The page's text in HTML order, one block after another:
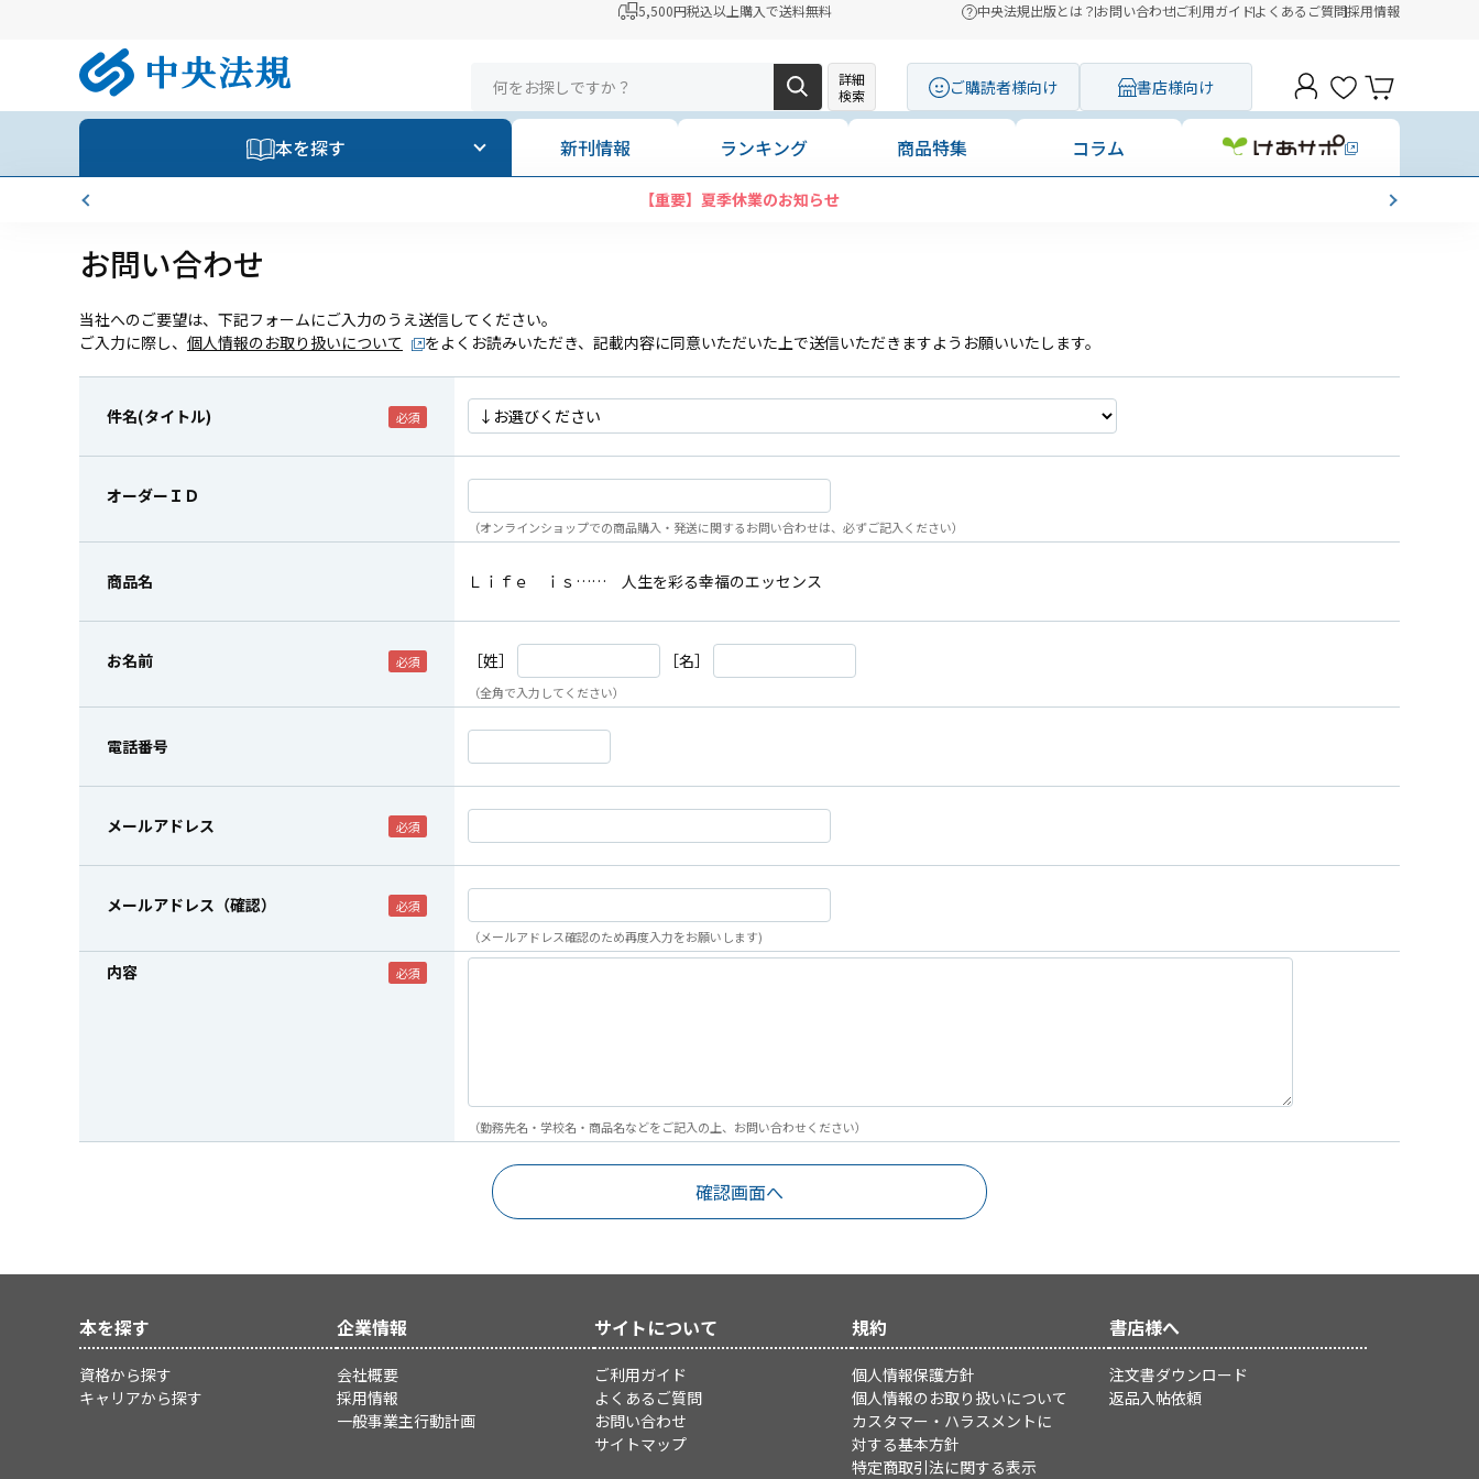
5,500円税込以上購入で送料無料 中央法規出版とは？お問い合わせご利用ガイドよくあるご質問採用情報
詳細
検索
ご購読者様向け 書店様向け
本を探す 新刊情報 ランキング 商品特集 コラム
【重要】夏季休業のお知らせ
お問い合わせ
当社へのご要望は、下記フォームにご入力のうえ送信してください。
ご入力に際し、 個人情報のお取り扱いについて をよくお読みいただき、記載内容に同意いただいた上で送信いただきますようお願いいたします。
件名(タイトル)
オーダーＩＤ
（オンラインショップでの商品購入・発送に関するお問い合わせは、必ずご記入ください）
商品名 Ｌｉｆｅ ｉｓ…… 人生を彩る幸福のエッセンス
お名前 ［姓］ ［名］
（全角で入力してください）
電話番号
メールアドレス
メールアドレス（確認）
（メールアドレス確認のため再度入力をお願いします)
内容
（勤務先名・学校名・商品名などをご記入の上、お問い合わせください）
本を探す
資格から探す
キャリアから探す
企業情報
会社概要
採用情報
一般事業主行動計画
サイトについて
ご利用ガイド
よくあるご質問
お問い合わせ
サイトマップ
規約
個人情報保護方針
個人情報のお取り扱いについて
カスタマー・ハラスメントに
対する基本方針
特定商取引法に関する表示
書店様へ
注文書ダウンロード
返品入帖依頼